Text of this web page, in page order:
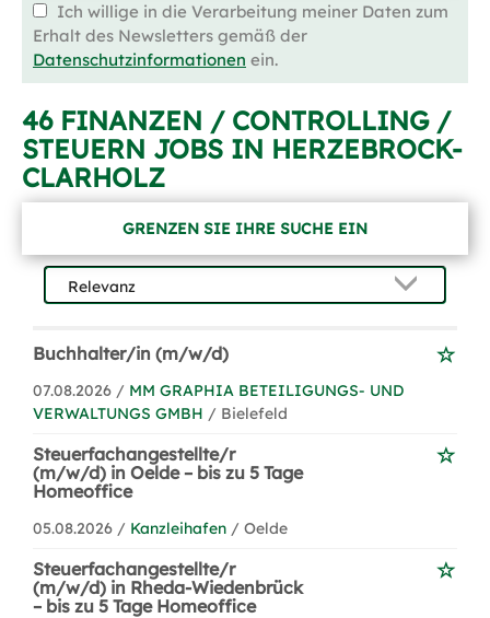
Ich willige in die Verarbeitung meiner Daten zum
Erhalt des Newsletters gemäß der
Datenschutzinformationen ein.
46 FINANZEN / CONTROLLING /
STEUERN JOBS IN HERZEBROCK-
CLARHOLZ
GRENZEN SIE IHRE SUCHE EIN
Buchhalter/in (m/w/d)
07.08.2026 / MM GRAPHIA BETEILIGUNGS- UND
VERWALTUNGS GMBH / Bielefeld
Steuerfachangestellte/r
(m/w/d) in Oelde – bis zu 5 Tage
Homeoffice
05.08.2026 / Kanzleihafen / Oelde
Steuerfachangestellte/r
(m/w/d) in Rheda-Wiedenbrück
– bis zu 5 Tage Homeoffice